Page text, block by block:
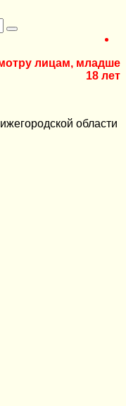
лицам, младше
18 лет
области